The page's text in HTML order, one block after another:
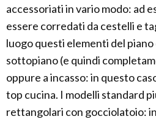
accessoriati in vario modo: ad
essere corredati da cestelli e
luogo questi elementi del piano
sottopiano (e quindi
oppure a incasso: in questo
top cucina. I modelli standard
rettangolari con gocciolatoio: